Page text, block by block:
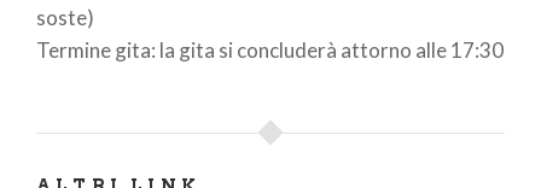
soste)
Termine gita: la gita si concluderà attorno alle 17:30